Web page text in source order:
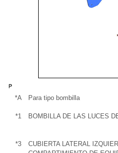
*A Para tipo bombilla
*1 BOMBILLA DE LAS LUCES
*3
CUBIERTA LATERAL